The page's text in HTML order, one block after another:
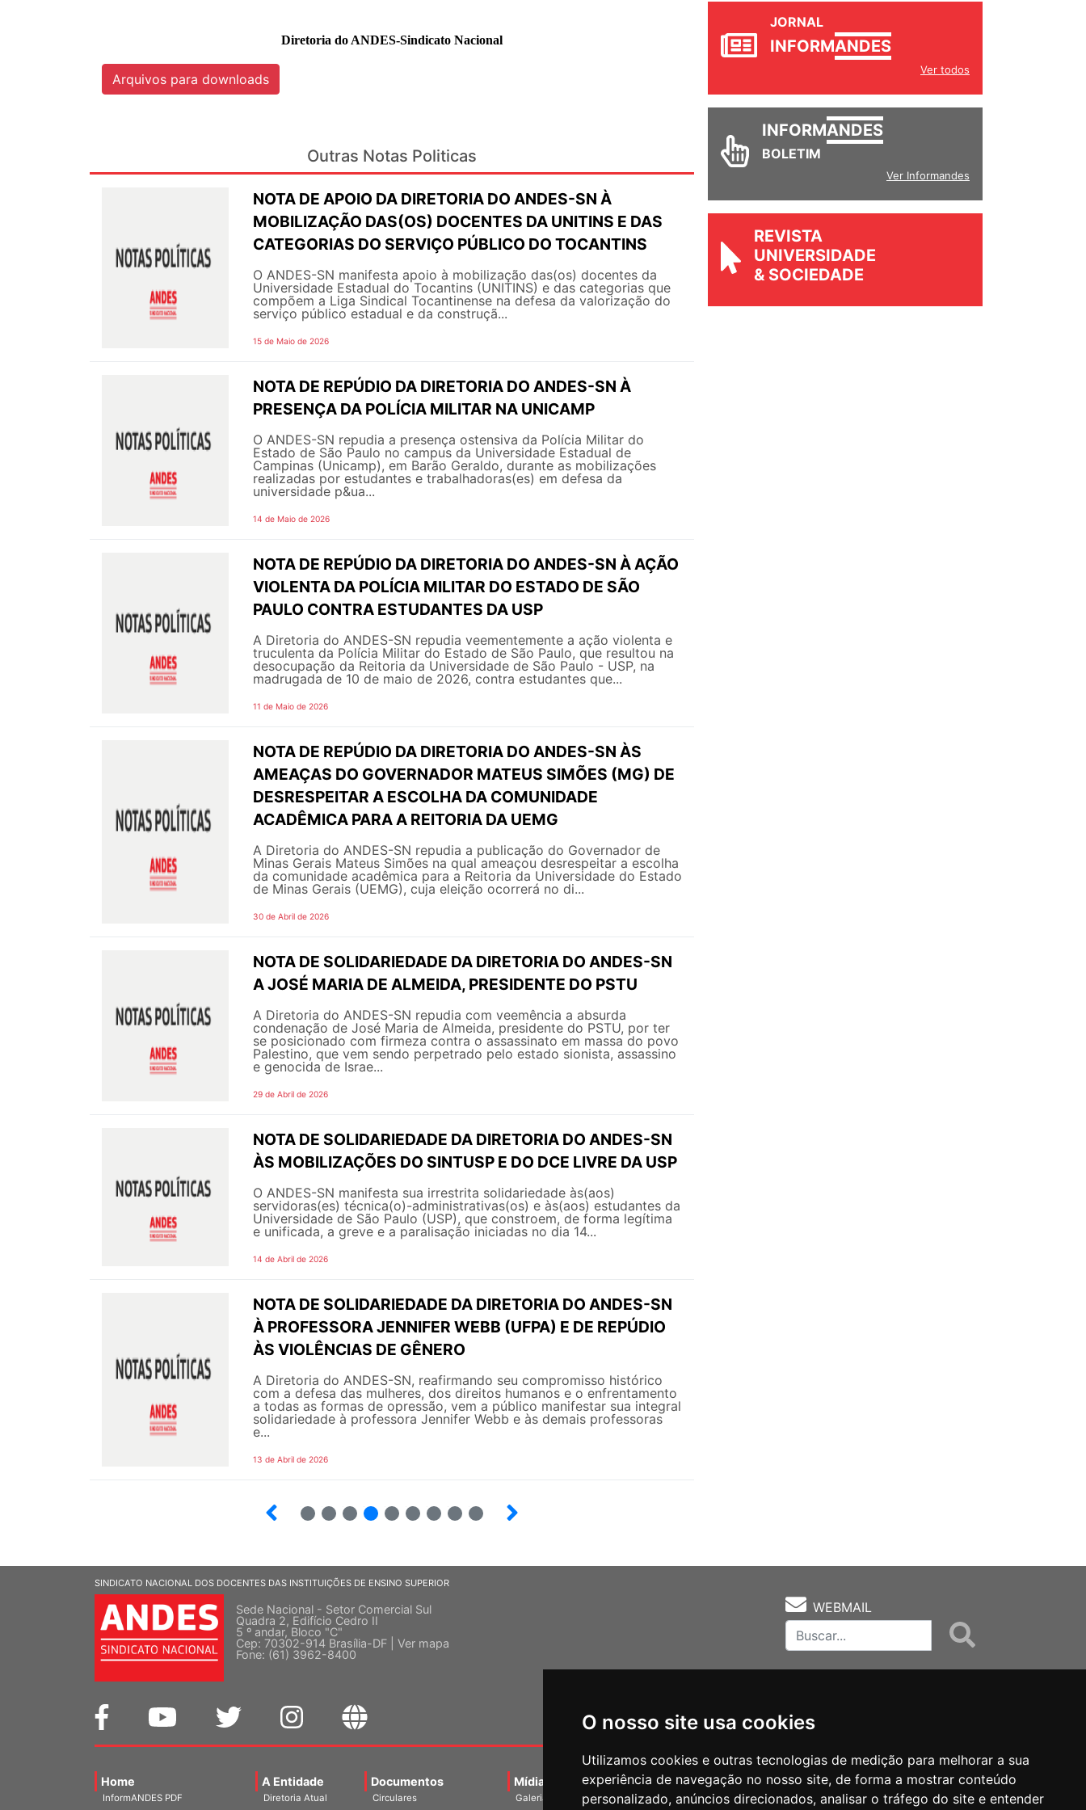
O nosso site usa cookies
Utilizamos cookies e outras tecnologias de medição para melhorar a sua
experiência de navegação no nosso site, de forma a mostrar conteúdo
personalizado, anúncios direcionados, analisar o tráfego do site e entender
Diretoria do ANDES-Sindicato Nacional
Arquivos para downloads
Outras Notas Politicas
NOTA DE APOIO DA DIRETORIA DO ANDES-SN À
MOBILIZAÇÃO DAS(OS) DOCENTES DA UNITINS E DAS
CATEGORIAS DO SERVIÇO PÚBLICO DO TOCANTINS
O ANDES-SN manifesta apoio à mobilização das(os) docentes da
Universidade Estadual do Tocantins (UNITINS) e das categorias que
compõem a Liga Sindical Tocantinense na defesa da valorização do
serviço público estadual e da construçã...
15 de Maio de 2026
NOTA DE REPÚDIO DA DIRETORIA DO ANDES-SN À
PRESENÇA DA POLÍCIA MILITAR NA UNICAMP
O ANDES-SN repudia a presença ostensiva da Polícia Militar do
Estado de São Paulo no campus da Universidade Estadual de
Campinas (Unicamp), em Barão Geraldo, durante as mobilizações
realizadas por estudantes e trabalhadoras(es) em defesa da
universidade p&ua...
14 de Maio de 2026
NOTA DE REPÚDIO DA DIRETORIA DO ANDES-SN À AÇÃO
VIOLENTA DA POLÍCIA MILITAR DO ESTADO DE SÃO
PAULO CONTRA ESTUDANTES DA USP
A Diretoria do ANDES-SN repudia veementemente a ação violenta e
truculenta da Polícia Militar do Estado de São Paulo, que resultou na
desocupação da Reitoria da Universidade de São Paulo - USP, na
madrugada de 10 de maio de 2026, contra estudantes que...
11 de Maio de 2026
NOTA DE REPÚDIO DA DIRETORIA DO ANDES-SN ÀS
AMEAÇAS DO GOVERNADOR MATEUS SIMÕES (MG) DE
DESRESPEITAR A ESCOLHA DA COMUNIDADE
ACADÊMICA PARA A REITORIA DA UEMG
A Diretoria do ANDES-SN repudia a publicação do Governador de
Minas Gerais Mateus Simões na qual ameaçou desrespeitar a escolha
da comunidade acadêmica para a Reitoria da Universidade do Estado
de Minas Gerais (UEMG), cuja eleição ocorrerá no di...
30 de Abril de 2026
NOTA DE SOLIDARIEDADE DA DIRETORIA DO ANDES-SN
A JOSÉ MARIA DE ALMEIDA, PRESIDENTE DO PSTU
A Diretoria do ANDES-SN repudia com veemência a absurda
condenação de José Maria de Almeida, presidente do PSTU, por ter
se posicionado com firmeza contra o assassinato em massa do povo
Palestino, que vem sendo perpetrado pelo estado sionista, assassino
e genocida de Israe...
29 de Abril de 2026
NOTA DE SOLIDARIEDADE DA DIRETORIA DO ANDES-SN
ÀS MOBILIZAÇÕES DO SINTUSP E DO DCE LIVRE DA USP
O ANDES-SN manifesta sua irrestrita solidariedade às(aos)
servidoras(es) técnica(o)-administrativas(os) e às(aos) estudantes da
Universidade de São Paulo (USP), que constroem, de forma legítima
e unificada, a greve e a paralisação iniciadas no dia 14...
14 de Abril de 2026
NOTA DE SOLIDARIEDADE DA DIRETORIA DO ANDES-SN
À PROFESSORA JENNIFER WEBB (UFPA) E DE REPÚDIO
ÀS VIOLÊNCIAS DE GÊNERO
A Diretoria do ANDES-SN, reafirmando seu compromisso histórico
com a defesa das mulheres, dos direitos humanos e o enfrentamento
a todas as formas de opressão, vem a público manifestar sua integral
solidariedade à professora Jennifer Webb e às demais professoras
e...
13 de Abril de 2026
JORNAL
Ver todos
INFORM
Ver Informandes
REVISTA
UNIVERSIDADE
SINDICATO NACIONAL DOS DOCENTES DAS INSTITUIÇÕES DE ENSINO SUPERIOR
Sede Nacional - Setor Comercial Sul
Quadra 2, Edifício Cedro II
5 º andar, Bloco "C"
Cep: 70302-914 Brasília-DF | Ver mapa
Fone: (61) 3962-8400
WEBMAIL
Home
InformANDES PDF
A Entidade
Diretoria Atual
Documentos
Circulares
Mídias
Galerias
Agenda Notícias Notas Técnicas Fale Conocsco